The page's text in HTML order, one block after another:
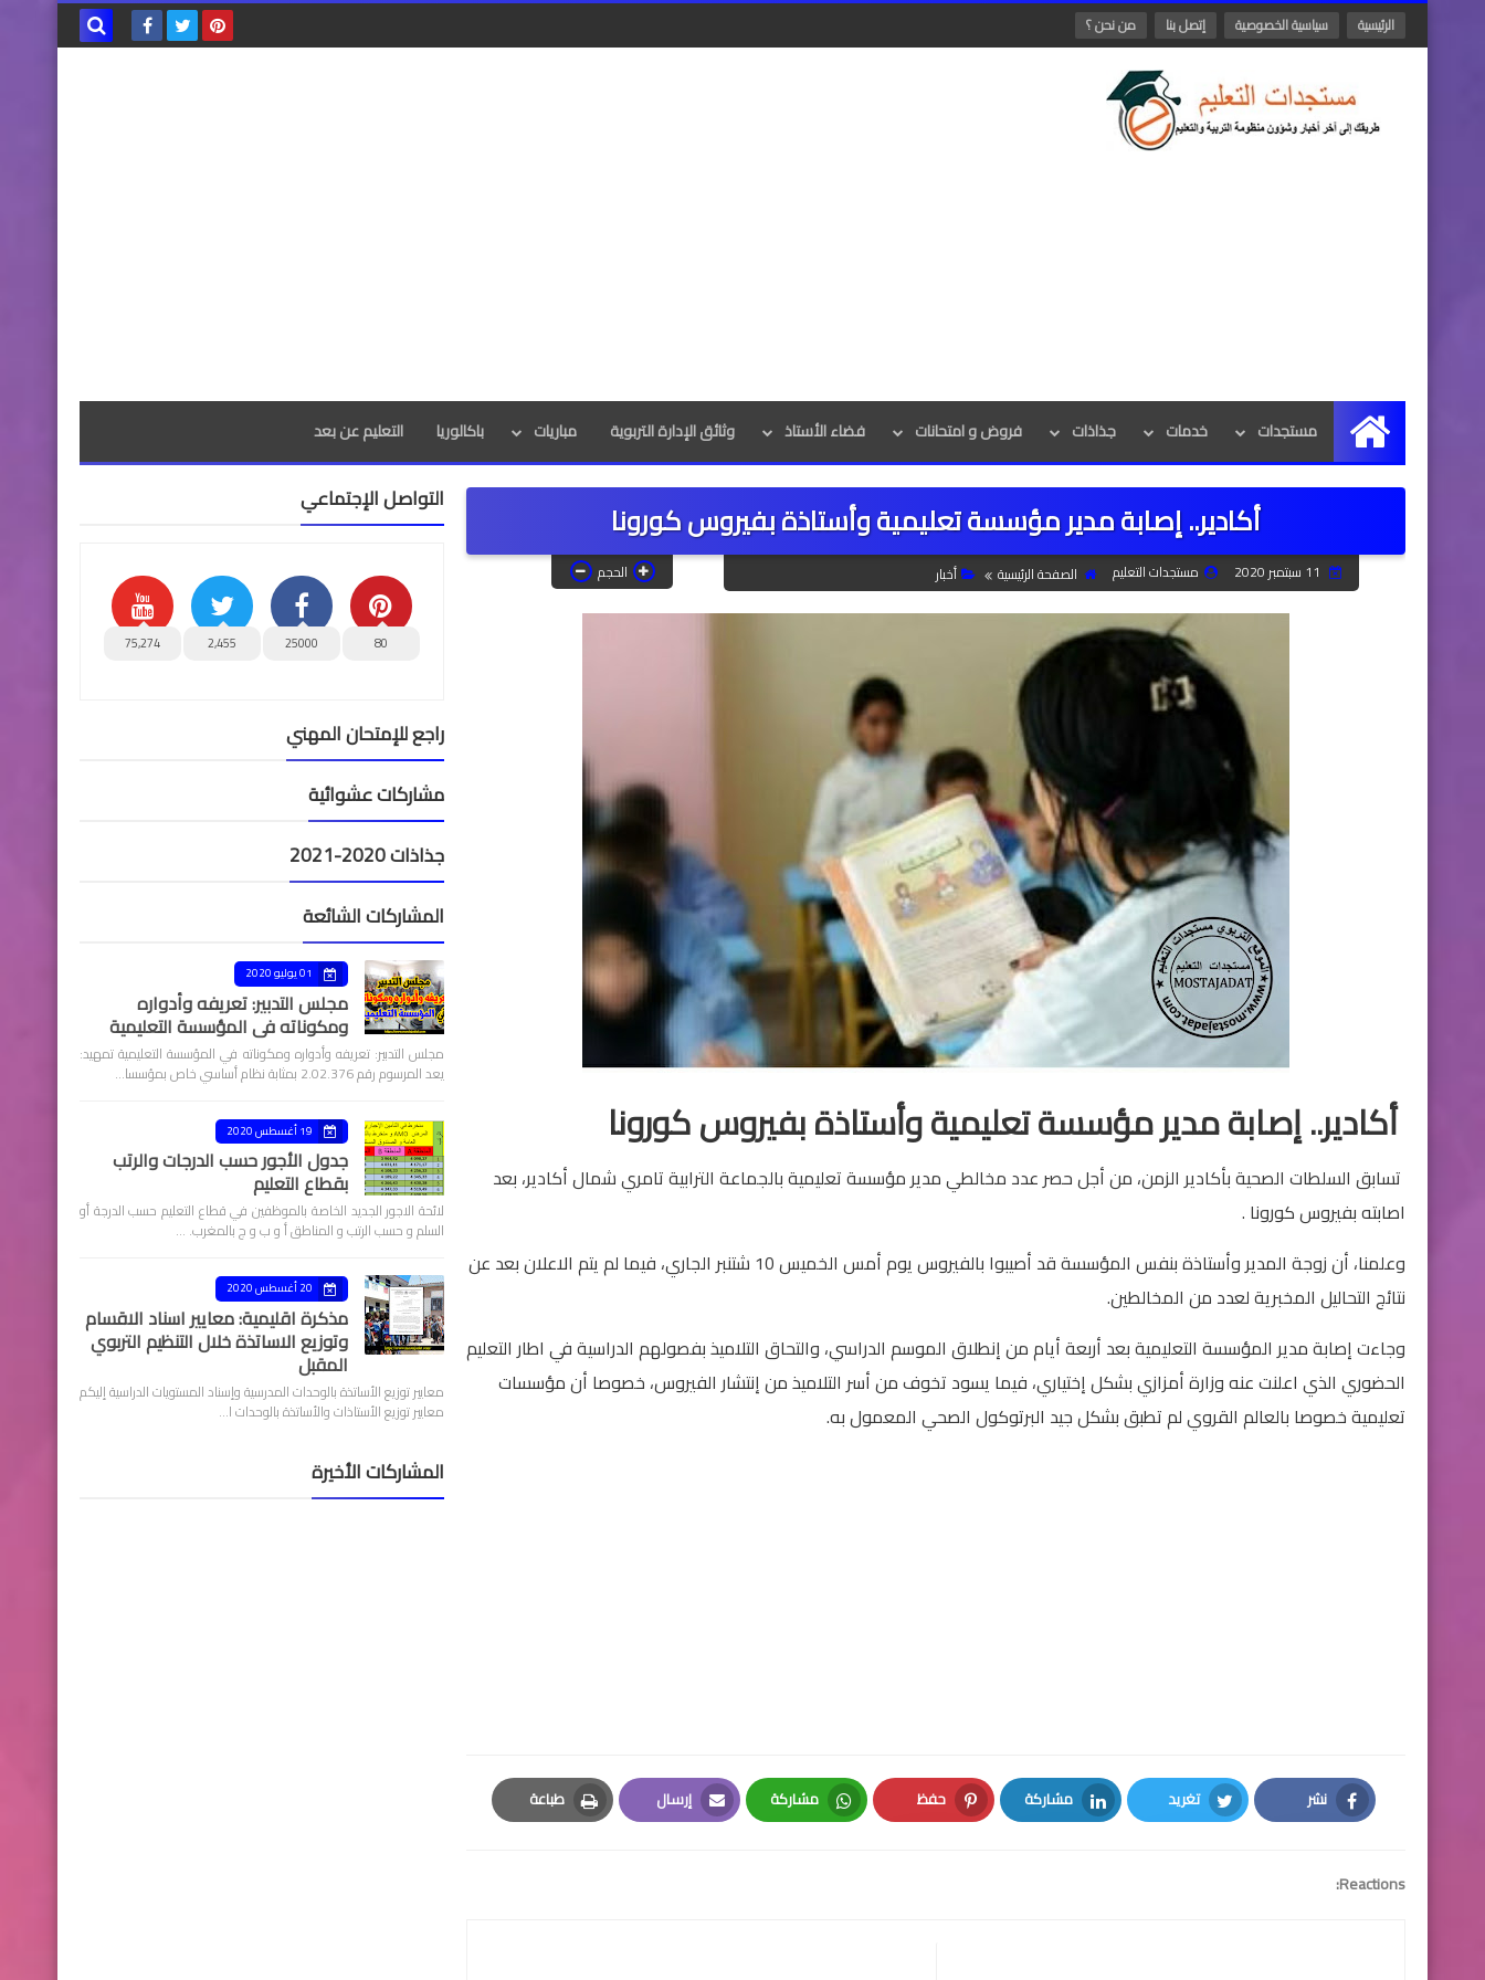
الرئيسية سياسية الخصوصية إتصل بنا من نحن ؟
الرئيسية
مستجدات خدمات جذاذات فروض و امتحانات فضاء الأستاذ وثائق الإدارة التربوية مباريات باكالوريا التعليم عن بعد
أكادير.. إصابة مدير مؤسسة تعليمية وأستاذة بفيروس كورونا
مستجدات التعليم الصفحة الرئيسية أخبار الحجم
أكادير.. إصابة مدير مؤسسة تعليمية وأستاذة بفيروس كورونا
تسابق السلطات الصحية بأكادير الزمن، من أجل حصر عدد مخالطي مدير مؤسسة تعليمية بالجماعة الترابية تامري شمال أكادير، بعد
اصابته بفيروس كورونا .
وعلمنا، أن زوجة المدير وأستاذة بنفس المؤسسة قد أصيبوا بالفيروس يوم أمس الخميس 10 شتنبر الجاري، فيما لم يتم الاعلان بعد عن
نتائج التحاليل المخبرية لعدد من المخالطين.
وجاءت إصابة مدير المؤسسة التعليمية بعد أربعة أيام من إنطلاق الموسم الدراسي، والتحاق التلاميذ بفصولهم الدراسية في اطار التعليم
الحضوري الذي اعلنت عنه وزارة أمزازي بشكل إختياري، فيما يسود تخوف من أسر التلاميذ من إنتشار الفيروس، خصوصا أن مؤسسات
تعليمية خصوصا بالعالم القروي لم تطبق بشكل جيد البرتوكول الصحي المعمول به.
نشر
Facebook
تغريد
Twitter
مشاركة
LinkedIn
حفظ
Pinterest
مشاركة
Whatsapp
إرسال
Email
طباعة
Print
Reactions:
التواصل الإجتماعي
80
25000
2,455
75,274
راجع للإمتحان المهني
مشاركات عشوائية
جذاذات 2020-2021
المشاركات الشائعة
01 يوليو 2020
مجلس التدبير: تعريفه وأدواره
ومكوناته في المؤسسة التعليمية
مجلس التدبير: تعريفه وأدواره ومكوناته في المؤسسة التعليمية تمهيد:
يعد المرسوم رقم 2.02.376 بمثابة نظام أساسي خاص بمؤسسا…
19 أغسطس 2020
جدول الأجور حسب الدرجات والرتب
بقطاع التعليم
لائحة الاجور الجديد الخاصة بالموظفين في قطاع التعليم حسب الدرجة أو
السلم و حسب الرتب و المناطق أ و ب و ج بالمغرب. …
20 أغسطس 2020
مذكرة اقليمية: معايير اسناد الاقسام
وتوزيع الاساتذة خلال التنظيم التربوي
المقبل
معايير توزيع الأساتذة بالوحدات المدرسية وإسناد المستويات الدراسية إليكم
معايير توزيع الأستاذات والأساتذة بالوحدات ا…
المشاركات الأخيرة